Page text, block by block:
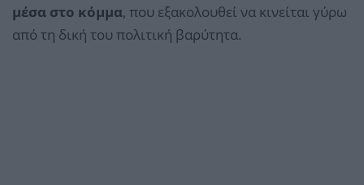
μέσα στο κόμμα, που εξακολουθεί να κινείται γύρω
από τη δική του πολιτική βαρύτητα.